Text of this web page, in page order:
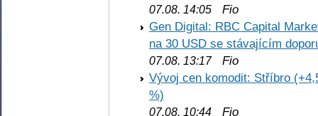
07.08. 14:05 Fio
Gen Digital: RBC Capital
na 30 USD se stávajícím
07.08. 13:17Fio
Vývoj cen komodit: Stříbro
%)
07.08. 10:44 Fio